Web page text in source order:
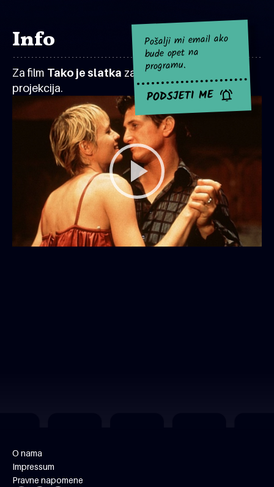
Info
Za film Tako je slatka za sad nema najavljenih
projekcija.
Pošalji mi email ako
bude opet na
programu.
PODSJETI ME
O nama
Impressum
Pravne napomene